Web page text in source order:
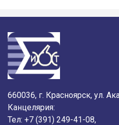
660036, г. Красноярск, ул.
Канцелярия:
Тел: +7 (391) 249-41-08,